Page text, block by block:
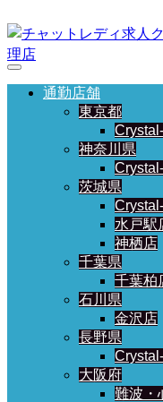
通勤店舗
東京都
神奈川県
茨城県
水戸駅
神栖店
千葉県
千葉柏
石川県
金沢店
長野県
大阪府
難波・